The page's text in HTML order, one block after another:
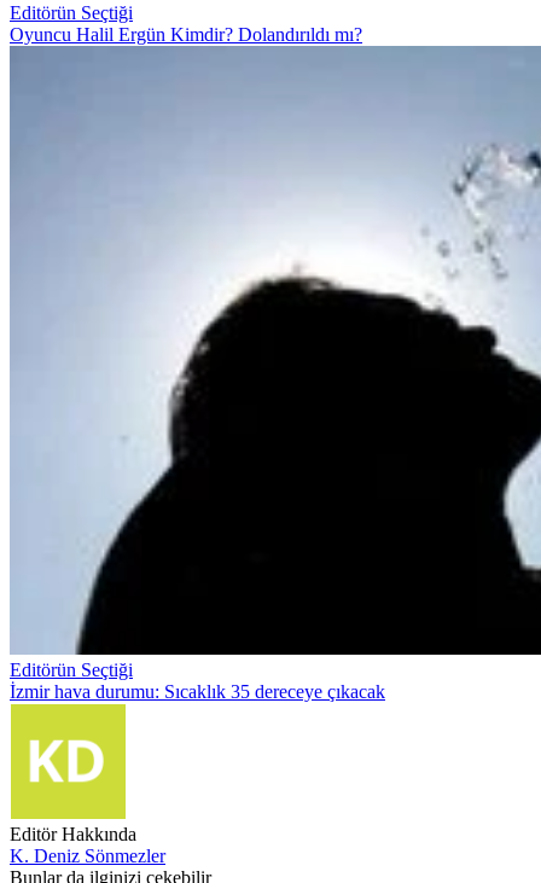
Editörün Seçtiği
Oyuncu Halil Ergün Kimdir? Dolandırıldı mı?
Editörün Seçtiği
İzmir hava durumu: Sıcaklık 35 dereceye çıkacak
Editör Hakkında
K. Deniz Sönmezler
Bunlar da ilginizi çekebilir